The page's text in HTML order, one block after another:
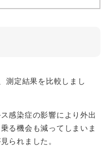
測定結果を比較しまし
感染症の影響により外出
る機会も減ってしまいま
られました。